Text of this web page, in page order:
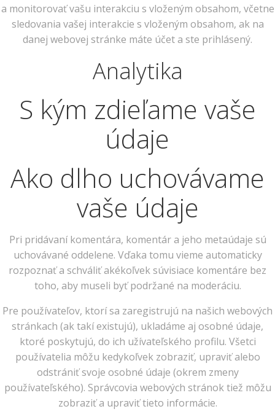
a monitorovať vašu interakciu s vloženým obsahom, včetne
sledovania vašej interakcie s vloženým obsahom, ak na
danej webovej stránke máte účet a ste prihlásený.
Analytika
S kým zdieľame vaše
údaje
Ako dlho uchovávame
vaše údaje
Pri pridávaní komentára, komentár a jeho metaúdaje sú
uchovávané oddelene. Vďaka tomu vieme automaticky
rozpoznať a schváliť akékoľvek súvisiace komentáre bez
toho, aby museli byť podržané na moderáciu.
Pre používateľov, ktorí sa zaregistrujú na našich webových
stránkach (ak takí existujú), ukladáme aj osobné údaje,
ktoré poskytujú, do ich užívateľského profilu. Všetci
používatelia môžu kedykoľvek zobraziť, upraviť alebo
odstrániť svoje osobné údaje (okrem zmeny
používateľského). Správcovia webových stránok tiež môžu
zobraziť a upraviť tieto informácie.